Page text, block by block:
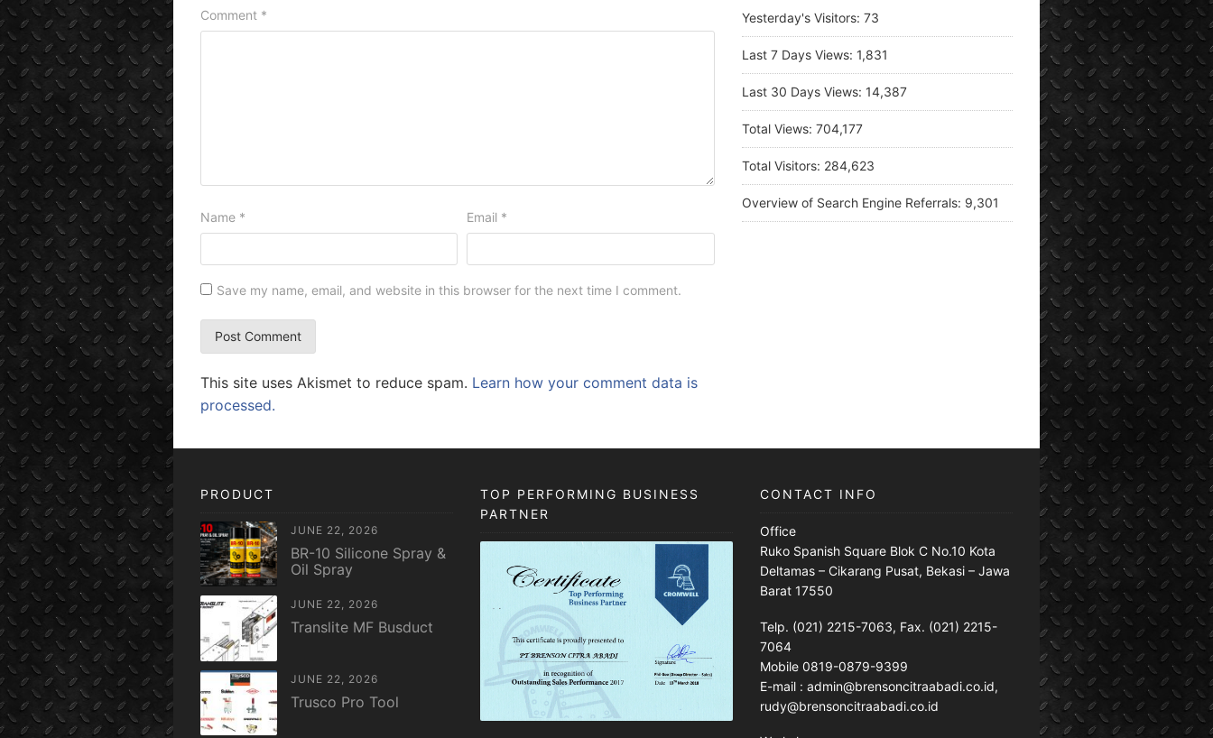
Comment *
Name * Email *
Save my name, email, and website in this browser for the next time I comment.
This site uses Akismet to reduce spam. Learn how your comment data is
processed.
Yesterday's Visitors: 73
Last 7 Days Views: 1,831
Last 30 Days Views: 14,387
Total Views: 704,177
Total Visitors: 284,623
Overview of Search Engine Referrals: 9,301
PRODUCT
JUNE 22, 2026
BR-10 Silicone Spray &
Oil Spray
JUNE 22, 2026
Translite MF Busduct
JUNE 22, 2026
Trusco Pro Tool
TOP PERFORMING BUSINESS
PARTNER
CONTACT INFO
Office
Ruko Spanish Square Blok C No.10 Kota
Deltamas – Cikarang Pusat, Bekasi – Jawa
Barat 17550
Telp. (021) 2215-7063, Fax. (021) 2215-
7064
Mobile 0819-0879-9399
E-mail : admin@brensoncitraabadi.co.id,
rudy@brensoncitraabadi.co.id